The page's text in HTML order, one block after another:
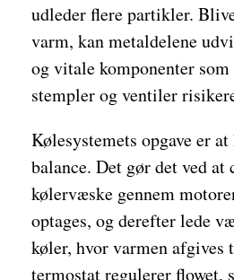
udleder flere partikler.
varm, kan metaldelene
og vitale komponenter
stempler og ventiler
Kølesystemets opgave er
balance. Det gør det ved
kølervæske gennem
optages, og derefter lede
køler, hvor varmen
termostat regulerer flowet,